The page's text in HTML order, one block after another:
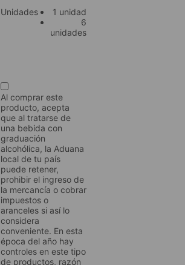
Unidades
1 unidad
6
unidades
Al comprar este
producto, acepta
que al tratarse de
una bebida con
graduación
alcohólica, la Aduana
local de tu país
puede retener,
prohibir el ingreso de
la mercancía o cobrar
impuestos o
aranceles si así lo
considera
conveniente. En esta
época del año hay
controles en este tipo
de productos, razón